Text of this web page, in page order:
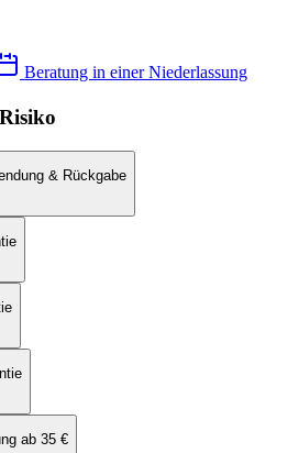
Beratung in einer Niederlassung
& Rückgabe
ab 35 €